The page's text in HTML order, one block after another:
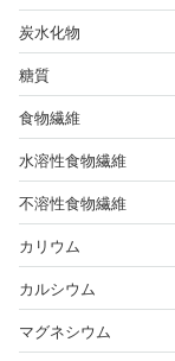
炭水化物
糖質
食物繊維
水溶性食物繊維
不溶性食物繊維
カリウム
カルシウム
マグネシウム